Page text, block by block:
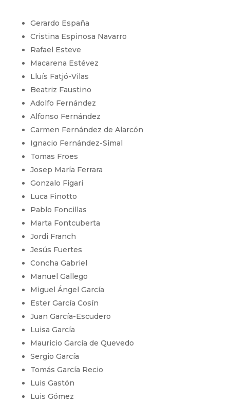
Gerardo España
Cristina Espinosa Navarro
Rafael Esteve
Macarena Estévez
Lluís Fatjó-Vilas
Beatriz Faustino
Adolfo Fernández
Alfonso Fernández
Carmen Fernández de Alarcón
Ignacio Fernández-Simal
Tomas Froes
Josep María Ferrara
Gonzalo Figari
Luca Finotto
Pablo Foncillas
Marta Fontcuberta
Jordi Franch
Jesús Fuertes
Concha Gabriel
Manuel Gallego
Miguel Ángel García
Ester García Cosín
Juan García-Escudero
Luisa García
Mauricio García de Quevedo
Sergio García
Tomás García Recio
Luis Gastón
Luis Gómez